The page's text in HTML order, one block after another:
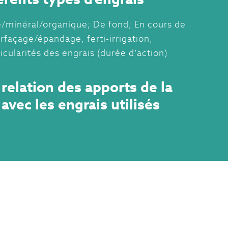
minéral/organique; De fond; En cours de
épandage, ferti-irrigation,
des engrais (durée d’action)
des apports de la
les engrais utilisés